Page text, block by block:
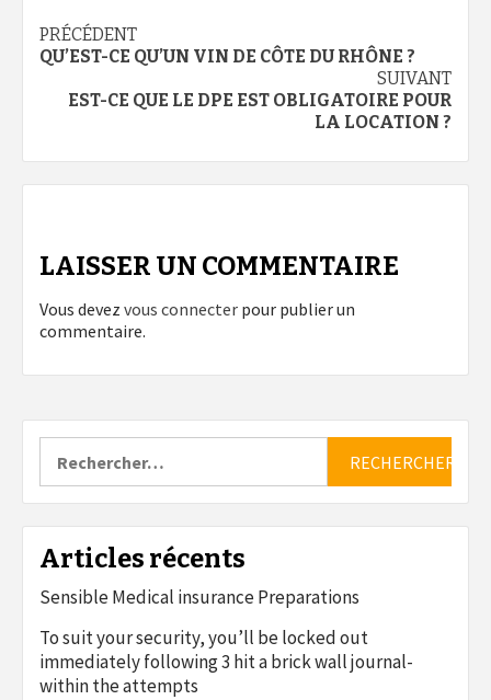
Navigation
PRÉCÉDENT
QU’EST-CE QU’UN VIN DE CÔTE DU RHÔNE ?
SUIVANT
EST-CE QUE LE DPE EST OBLIGATOIRE POUR
LA LOCATION ?
LAISSER UN COMMENTAIRE
Vous devez vous connecter pour publier un
commentaire.
Articles récents
Sensible Medical insurance Preparations
To suit your security, you’ll be locked out
immediately following 3 hit a brick wall journal-
within the attempts